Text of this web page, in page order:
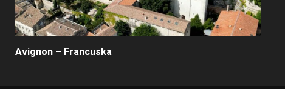
Avignon – Francuska